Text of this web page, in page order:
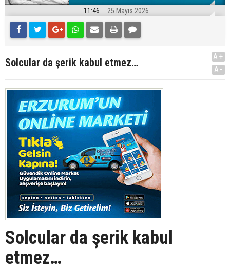
11:46 25 Mayıs 2026
​​​​​​​Solcular da şerik kabul etmez…
A+
A-
Solcular da şerik kabul
etmez…